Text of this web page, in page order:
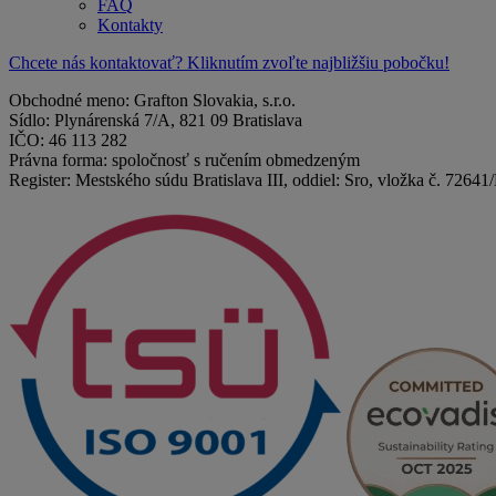
FAQ
Kontakty
Chcete nás kontaktovať? Kliknutím zvoľte najbližšiu pobočku!
Obchodné meno: Grafton Slovakia, s.r.o.
Sídlo: Plynárenská 7/A, 821 09 Bratislava
IČO: 46 113 282
Právna forma: spoločnosť s ručením obmedzeným
Register: Mestského súdu Bratislava III, oddiel: Sro, vložka č.